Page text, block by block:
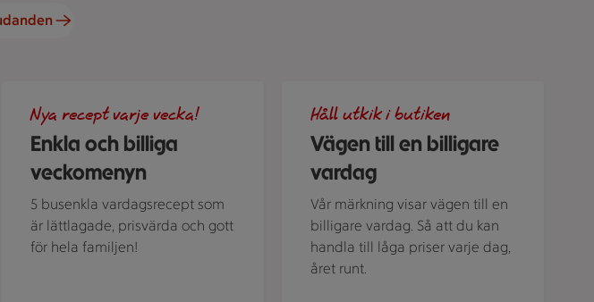
Enkla och billiga
veckomenyn
Nya recept varje vecka!
5 busenkla vardagsrecept som
är lättlagade, prisvärda och gott
för hela familjen!
Vägen till en billigare
vardag
Håll utkik i butiken
Vår märkning visar vägen till en
billigare vardag. Så att du kan
handla till låga priser varje dag,
året runt.